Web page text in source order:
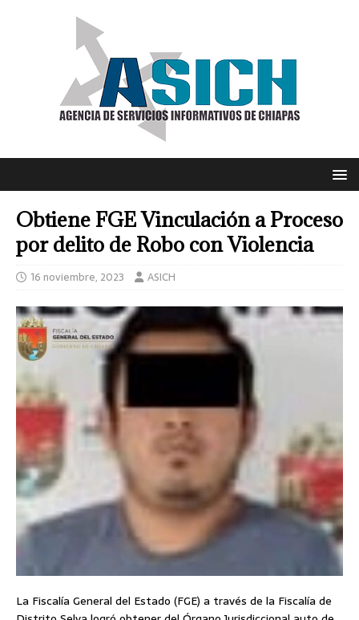
Obtiene FGE Vinculación a Proceso
por delito de Robo con Violencia
16 noviembre, 2023 ASICH
La Fiscalía General del Estado (FGE) a través de la Fiscalía de